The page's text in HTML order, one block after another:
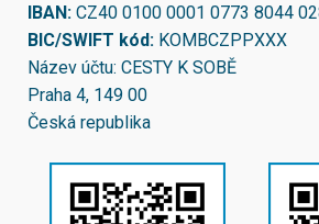
IBAN: CZ40 0100 0001 0773 8044
BIC/SWIFT kód: KOMBCZPPXXX
Název účtu: CESTY K SOBĚ
Praha 4, 149 00
Česká republika